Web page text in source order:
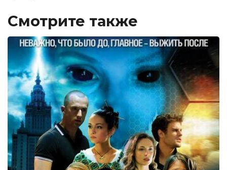
Смотрите также